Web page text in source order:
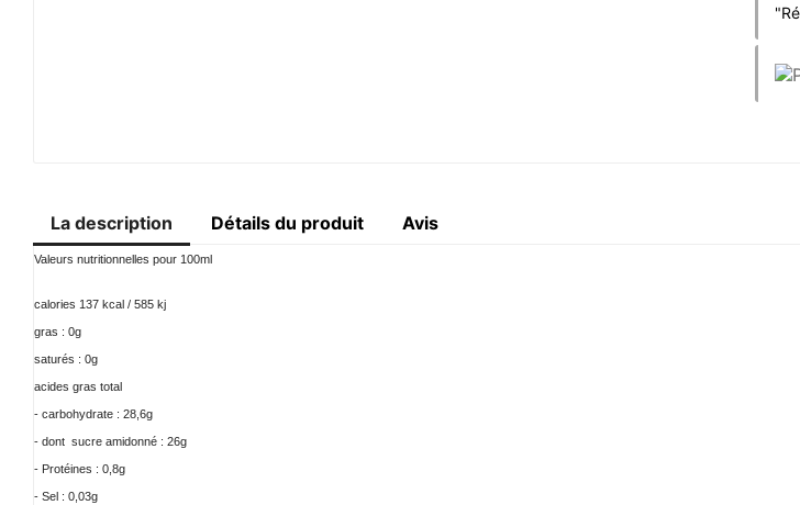
La description Détails du produit Avis
Valeurs nutritionnelles pour 100ml
calories 137 kcal / 585 kj
gras : 0g
saturés : 0g
acides gras total
- carbohydrate : 28,6g
- dont sucre amidonné : 26g
- Protéines : 0,8g
- Sel : 0,03g